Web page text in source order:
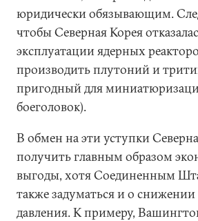
юридически обязывающим.
чтобы Северная Корея
эксплуатации ядерных
производить плутоний и
пригодный для
боеголовок).
В обмен на эти уступки
получить главным образом
выгоды, хотя Соединенным
также задуматься и о
давления. К примеру,